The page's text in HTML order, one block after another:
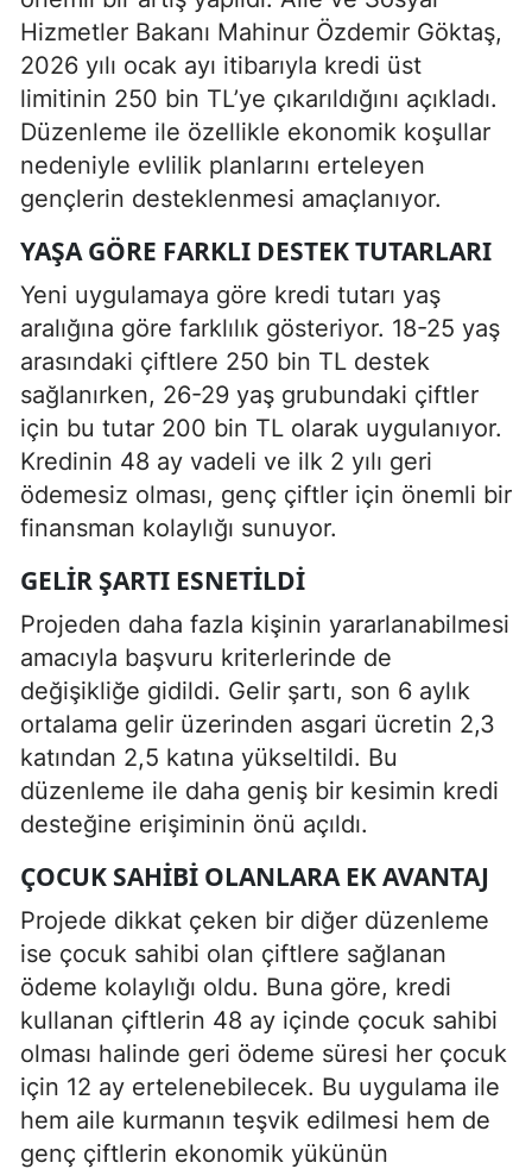
Hizmetler Bakanı Mahinur Özdemir Göktaş,
2026 yılı ocak ayı itibarıyla kredi üst
limitinin 250 bin TL’ye çıkarıldığını açıkladı.
Düzenleme ile özellikle ekonomik koşullar
nedeniyle evlilik planlarını erteleyen
gençlerin desteklenmesi amaçlanıyor.
YAŞA GÖRE FARKLI DESTEK TUTARLARI
Yeni uygulamaya göre kredi tutarı yaş
aralığına göre farklılık gösteriyor. 18-25 yaş
arasındaki çiftlere 250 bin TL destek
sağlanırken, 26-29 yaş grubundaki çiftler
için bu tutar 200 bin TL olarak uygulanıyor.
Kredinin 48 ay vadeli ve ilk 2 yılı geri
ödemesiz olması, genç çiftler için önemli bir
finansman kolaylığı sunuyor.
GELIR ŞARTI ESNETILDI
Projeden daha fazla kişinin yararlanabilmesi
amacıyla başvuru kriterlerinde de
değişikliğe gidildi. Gelir şartı, son 6 aylık
ortalama gelir üzerinden asgari ücretin 2,3
katından 2,5 katına yükseltildi. Bu
düzenleme ile daha geniş bir kesimin kredi
desteğine erişiminin önü açıldı.
ÇOCUK SAHIBI OLANLARA EK AVANTAJ
Projede dikkat çeken bir diğer düzenleme
ise çocuk sahibi olan çiftlere sağlanan
ödeme kolaylığı oldu. Buna göre, kredi
kullanan çiftlerin 48 ay içinde çocuk sahibi
olması halinde geri ödeme süresi her çocuk
için 12 ay ertelenebilecek. Bu uygulama ile
hem aile kurmanın teşvik edilmesi hem de
genç çiftlerin ekonomik yükünün